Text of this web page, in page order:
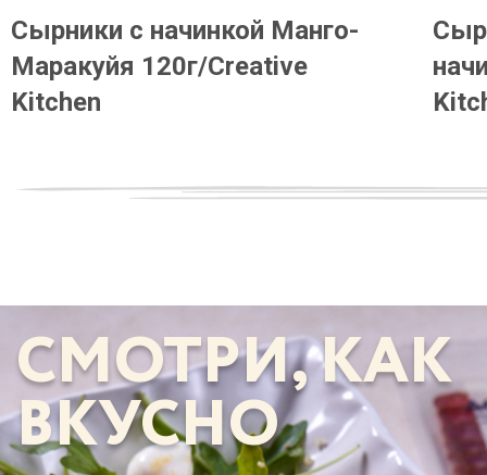
Сырники с начинкой Манго-
Маракуйя 120г/Creative
Kitchen
СМОТРИ, КАК
ВКУСНО